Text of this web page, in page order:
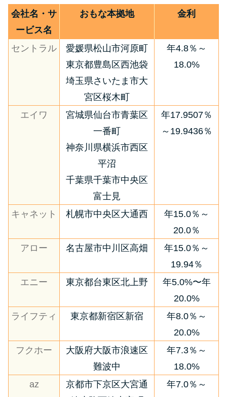
会社名・サ
ービス名
おもな本拠地 金利
セントラル
愛媛県松山市河原町
東京都豊島区西池袋
埼玉県さいたま市大
宮区桜木町
年4.8％～
18.0%
エイワ
宮城県仙台市青葉区
一番町
神奈川県横浜市西区
平沼
千葉県千葉市中央区
富士見
年17.9507％
～19.9436％
キャネット 札幌市中央区大通西
年15.0％～
20.0％
アロー
名古屋市中川区高畑
年15.0％～
19.94％
エニー
東京都台東区北上野
年5.0%〜年
20.0%
ライフティ
東京都新宿区新宿
年8.0％～
20.0%
フクホー
大阪府大阪市浪速区
難波中
年7.3％～
18.0%
az
京都市下京区大宮通
年7.0％～